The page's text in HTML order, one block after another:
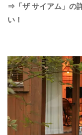
⇒「ザ サイアム」の
い！